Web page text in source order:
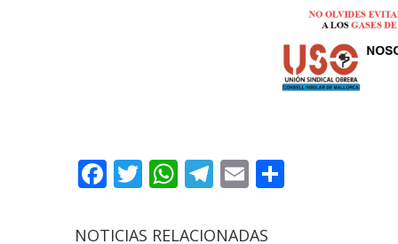
Facebook
Twitter
WhatsApp
Telegram
Email
NOTICIAS RELACIONADAS